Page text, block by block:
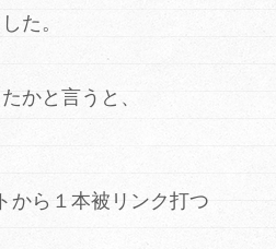
た。
かと言うと、
から１本被リンク打つ